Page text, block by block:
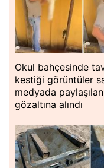
Okul bahçesinde
kestiği görüntüler
medyada
gözaltına alındı